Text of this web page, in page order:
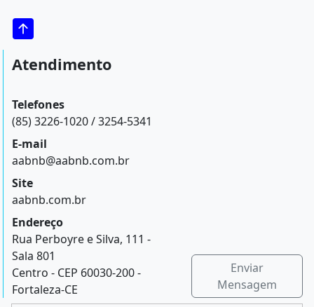
Atendimento
Telefones
(85) 3226-1020 / 3254-5341
E-mail
aabnb@aabnb.com.br
Site
aabnb.com.br
Endereço
Rua Perboyre e Silva, 111 -
Sala 801
Centro - CEP 60030-200 -
Fortaleza-CE
Enviar
Mensagem